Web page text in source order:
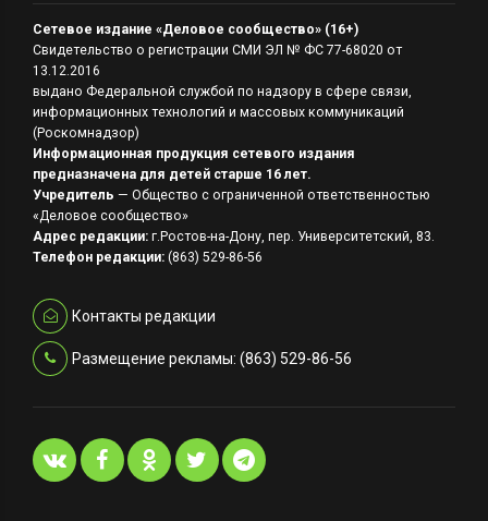
Сетевое издание «Деловое сообщество» (16+)
Свидетельство о регистрации СМИ ЭЛ № ФС 77-68020 от
13.12.2016
выдано Федеральной службой по надзору в сфере связи,
информационных технологий и массовых коммуникаций
(Роскомнадзор)
Информационная продукция сетевого издания
предназначена для детей старше 16 лет.
Учредитель — Общество с ограниченной ответственностью
«Деловое сообщество»
Адрес редакции: г.Ростов-на-Дону, пер. Университетский, 83.
Телефон редакции: (863) 529-86-56
Контакты редакции
Размещение рекламы: (863) 529-86-56